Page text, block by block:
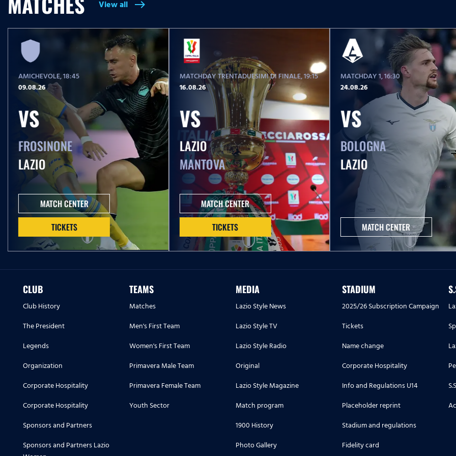
i
View all east
AMICHEVOLE, 18:45
09.08.26
VS
FROSINONE
LAZIO
MATCH CENTER
TICKETS
MATCHDAY TRENTADUESIMI DI FINALE, 19:15
16.08.26
VS
LAZIO
MANTOVA
MATCH CENTER
TICKETS
MATCHDAY 1, 16:30
24.08.26
VS
BOLOGNA
LAZIO
MATCH CENTER
CLUB
Club History
The President
Legends
Organization
Corporate Hospitality
Corporate Hospitality
Sponsors and Partners
Sponsors and Partners Lazio
TEAMS
Matches
Men's First Team
Women's First Team
Primavera Male Team
Primavera Female Team
Youth Sector
MEDIA
Lazio Style News
Lazio Style TV
Lazio Style Radio
Original
Lazio Style Magazine
Match program
1900 History
Photo Gallery
STADIUM
2025/26 Subscription Campaign
Tickets
Name change
Corporate Hospitality
Info and Regulations U14
Placeholder reprint
Stadium and regulations
Fidelity card